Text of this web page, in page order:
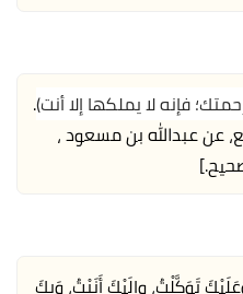
فإنه لا يملكها إلا أنت).
عن عبدالله بن مسعود ،
تَوَكَّلْتُ، وإلَيْكَ أَنَبْتُ، وَبِكَ